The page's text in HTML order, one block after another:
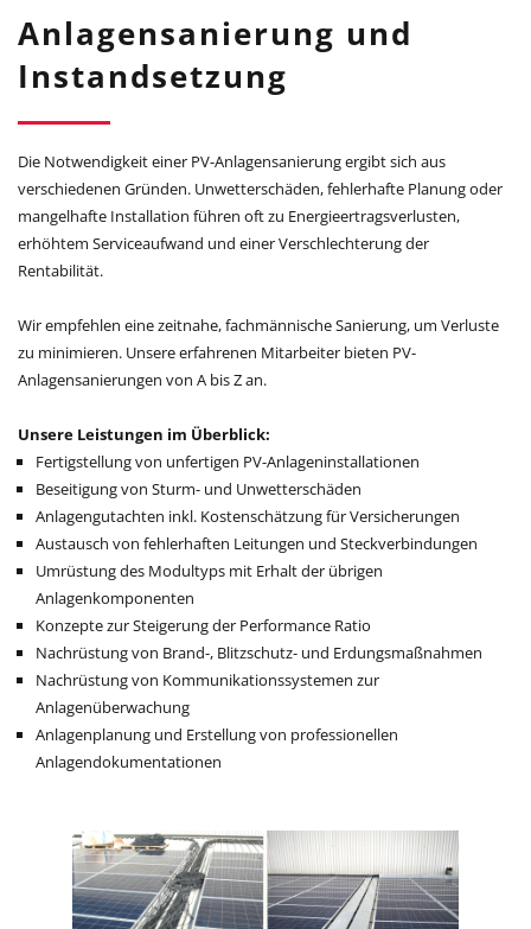
Anlagensanierung und
Instandsetzung
Die Notwendigkeit einer PV-Anlagensanierung ergibt sich aus
verschiedenen Gründen. Unwetterschäden, fehlerhafte Planung oder
mangelhafte Installation führen oft zu Energieertragsverlusten,
erhöhtem Serviceaufwand und einer Verschlechterung der
Rentabilität.
Wir empfehlen eine zeitnahe, fachmännische Sanierung, um Verluste
zu minimieren. Unsere erfahrenen Mitarbeiter bieten PV-
Anlagensanierungen von A bis Z an.
Unsere Leistungen im Überblick:
Fertigstellung von unfertigen PV-Anlageninstallationen
Beseitigung von Sturm- und Unwetterschäden
Anlagengutachten inkl. Kostenschätzung für Versicherungen
Austausch von fehlerhaften Leitungen und Steckverbindungen
Umrüstung des Modultyps mit Erhalt der übrigen
Anlagenkomponenten
Konzepte zur Steigerung der Performance Ratio
Nachrüstung von Brand-, Blitzschutz- und Erdungsmaßnahmen
Nachrüstung von Kommunikationssystemen zur
Anlagenüberwachung
Anlagenplanung und Erstellung von professionellen
Anlagendokumentationen